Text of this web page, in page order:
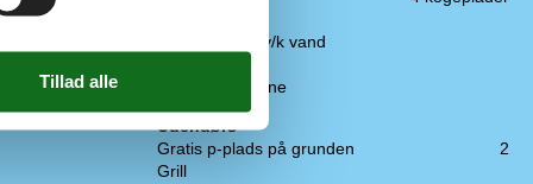
8,7 km
8,7 km
Køkkenet har v/k vand
Opvaskemaskine
Udendørs
Gratis p-plads på grunden
2
Grill